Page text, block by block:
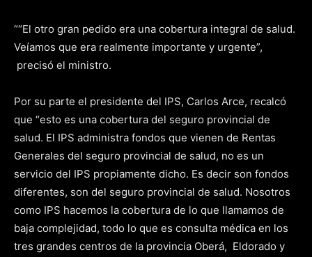
““El otro gran pedido era una cobertura integral de salud.
Veíamos que era realmente importante y urgente”,
precisó el ministro.
Por su parte el presidente del IPS, Carlos Arce, recalcó
que “esto es una cobertura del seguro provincial de
salud. El IPS administra fondos que vienen de Rentas
Generales del seguro provincial de salud, no es un
servicio del IPS propiamente dicho. Es decir son fondos
diferentes, son del seguro provincial de salud. Nosotros
como IPS hacemos la cobertura de lo que llamamos de
baja complejidad, todo lo que es consulta médica en los
tres grandes centros de la provincia Oberá, Eldorado y